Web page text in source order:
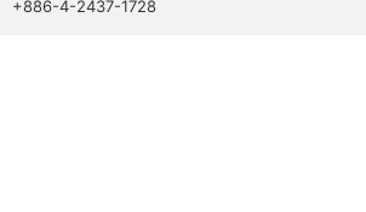
+886-4-2437-1728